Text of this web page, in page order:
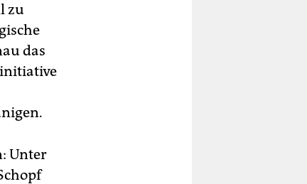
zu
das
Unter